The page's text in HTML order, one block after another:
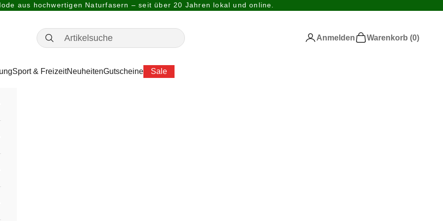
aus hochwertigen Naturfasern – seit über 20 Jahren lokal und online.
Sport & FreizeitNeuheitenGutscheine Sale
Anmelden
AnmeldenWarenkorb
Warenkorb (0)